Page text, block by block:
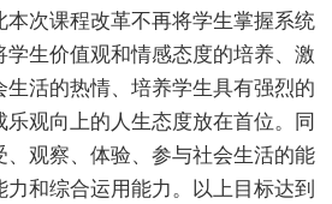
次课程改革不再将学生掌握系统
生价值观和情感态度的培养、激
生活的热情、培养学生具有强烈的
观向上的人生态度放在首位。同
、观察、体验、参与社会生活的能
和综合运用能力。以上目标达到